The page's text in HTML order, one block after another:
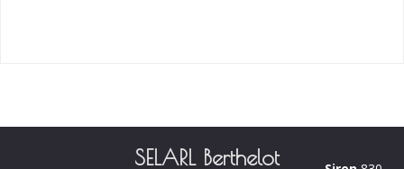
SELARL Berthelot